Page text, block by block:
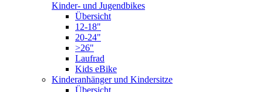
Kinder- und Jugendbikes
Übersicht
12-18"
20-24"
>26"
Laufrad
Kids eBike
Kinderanhänger und Kindersitze
Übersicht